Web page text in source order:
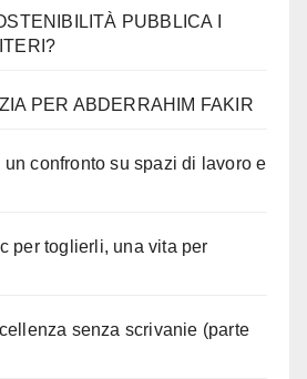
PUBBLICA I
PER ABDERRAHIM FAKIR
confronto su spazi di lavoro e
per toglierli, una vita per
senza scrivanie (parte